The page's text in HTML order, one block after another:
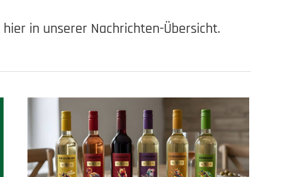
in unserer Nachrichten-Übersicht.